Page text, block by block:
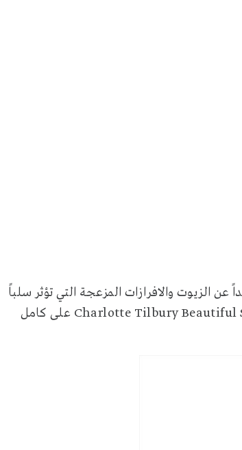
عن الزيوت والافرازات المزعجة التي تؤثر سلباً
على المكياج. فاختاري المستحضر الهادئ من Charlotte Tilbury Beautiful Skin Foundation 7N على كامل